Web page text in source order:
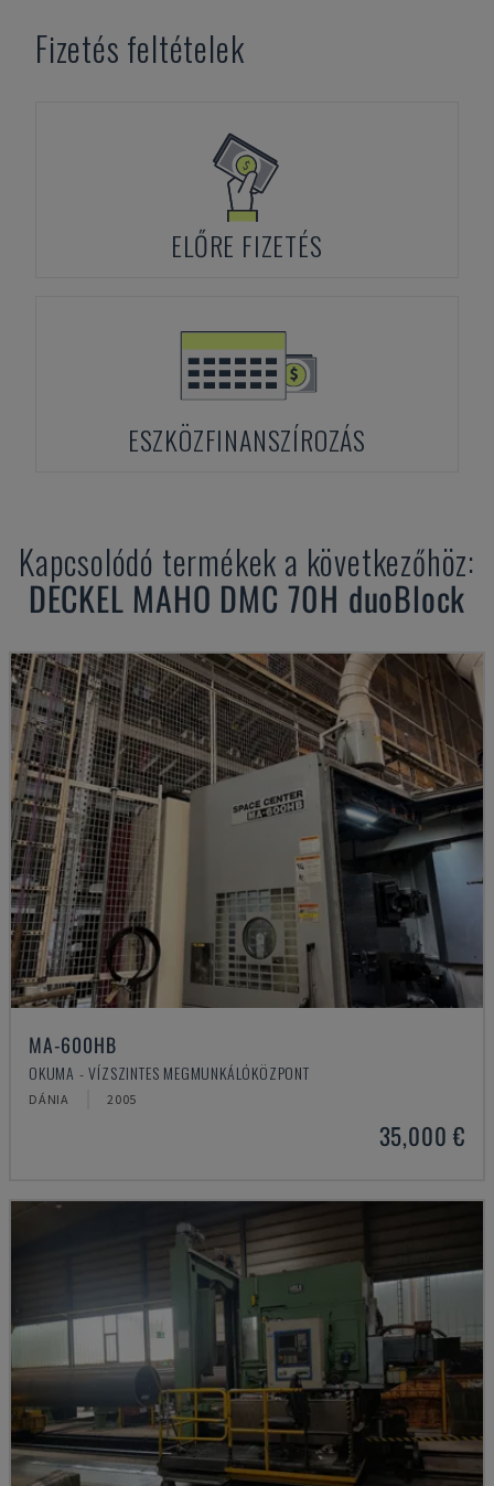
Fizetés feltételek
ELŐRE FIZETÉS
ESZKÖZFINANSZÍROZÁS
Kapcsolódó termékek a következőhöz:
DECKEL MAHO DMC 70H duoBlock
MA-600HB
OKUMA - VÍZSZINTES MEGMUNKÁLÓKÖZPONT
DÁNIA 2005
35,000 €